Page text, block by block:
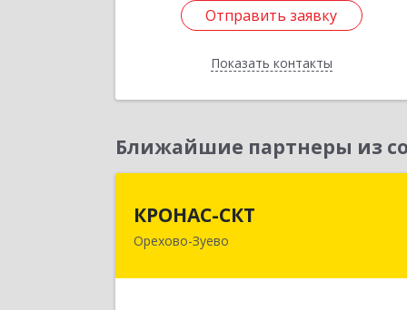
Отправить заявку
Показать контакты
Отправить заявку
Назад
Ближайшие партнеры из
КРОНАС-СКТ
Орехово-Зуево
142600, Московская обл, Орехово-